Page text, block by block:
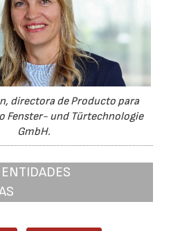
directora de Producto para
Fenster- und Türtechnologie
GmbH.